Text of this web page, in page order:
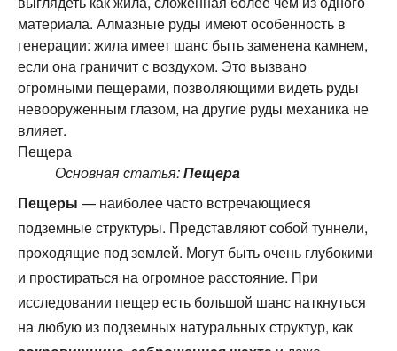
материала. Алмазные руды имеют особенность в
генерации: жила имеет шанс быть заменена камнем,
если она граничит с воздухом. Это вызвано
огромными пещерами, позволяющими видеть руды
невооруженным глазом, на другие руды механика не
влияет.
Пещера
Основная статья:Пещера
Пещеры — наиболее часто встречающиеся
подземные структуры. Представляют собой туннели,
проходящие под землей. Могут быть очень глубокими
и простираться на огромное расстояние. При
исследовании пещер есть большой шанс наткнуться
на любую из подземных натуральных структур, как